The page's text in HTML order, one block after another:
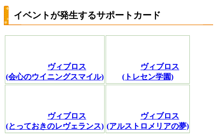
イベントが発生するサポートカード
ヴィブロス
(会心のウイニングスマイル)
ヴィブロス
(トレセン学園)
ヴィブロス
(とっておきのレヴェランス)
ヴィブロス
(アルストロメリアの夢)